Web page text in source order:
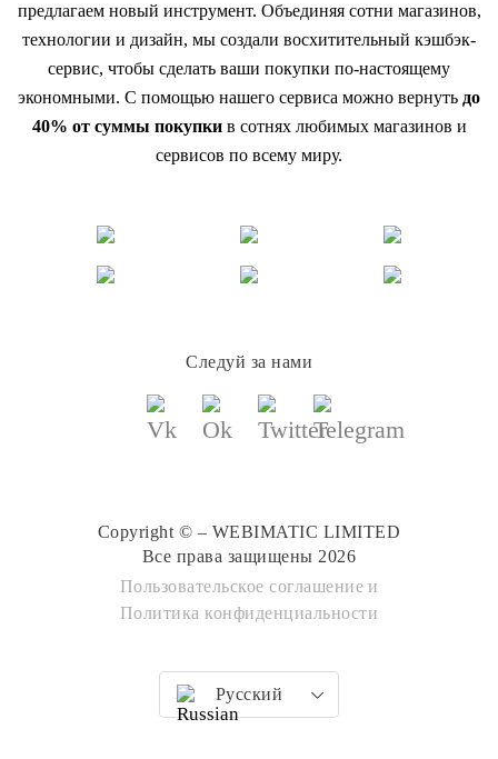
предлагаем новый инструмент. Объединяя сотни магазинов,
технологии и дизайн, мы создали восхитительный кэшбэк-
сервис, чтобы сделать ваши покупки по-настоящему
экономными. С помощью нашего сервиса можно вернуть до
40% от суммы покупкив сотнях любимых магазинов и
сервисов по всему миру.
Следуй за нами
Copyright © – WEBIMATIC LIMITED
Все права защищены 2026
Пользовательское соглашение и
Политика конфиденциальности
Русский